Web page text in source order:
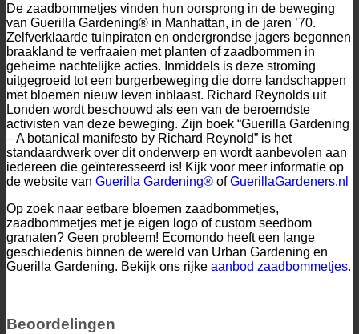
De zaadbommetjes vinden hun oorsprong in de beweging
van Guerilla Gardening® in Manhattan, in de jaren ’70.
Zelfverklaarde tuinpiraten en ondergrondse jagers begonnen
braakland te verfraaien met planten of zaadbommen in
geheime nachtelijke acties. Inmiddels is deze stroming
uitgegroeid tot een burgerbeweging die dorre landschappen
met bloemen nieuw leven inblaast. Richard Reynolds uit
Londen wordt beschouwd als een van de beroemdste
activisten van deze beweging. Zijn boek “Guerilla Gardening
– A botanical manifesto by Richard Reynold” is het
standaardwerk over dit onderwerp en wordt aanbevolen aan
iedereen die geïnteresseerd is! Kijk voor meer informatie op
de website van Guerilla Gardening® ofGuerillaGardeners.nl
Op zoek naar eetbare bloemen zaadbommetjes,
zaadbommetjes met je eigen logo of custom seedbom
granaten? Geen probleem! Ecomondo heeft een lange
geschiedenis binnen de wereld van Urban Gardening en
Guerilla Gardening. Bekijk ons rijke aanbod zaadbommetjes.
Beoordelingen